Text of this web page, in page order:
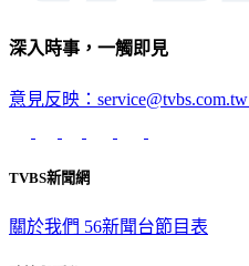
深入時事，一觸即見
意見反映：service@tvbs.com.tw
TVBS新聞網
關於我們 56新聞台節目表